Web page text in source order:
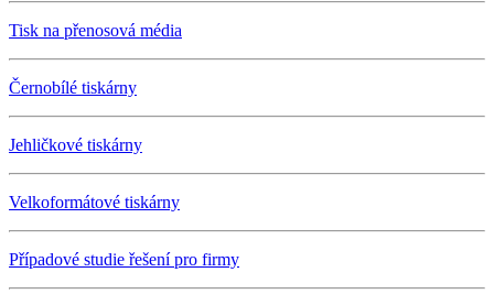
Tisk na přenosová média
Černobílé tiskárny
Jehličkové tiskárny
Velkoformátové tiskárny
Případové studie řešení pro firmy